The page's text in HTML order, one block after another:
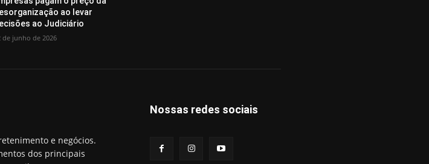
ao levar
ao Judiciário
de junho de 2026
e negócios.
dos principais
Nossas redes sociais